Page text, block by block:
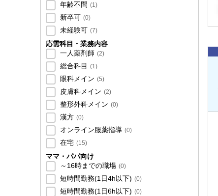
年齢不問 (1)
新卒可 (0)
未経験可 (7)
応需科目・業務内容
一人薬剤師 (2)
総合科目 (1)
眼科メイン (5)
皮膚科メイン (2)
整形外科メイン (0)
漢方 (0)
オンライン服薬指導 (0)
在宅 (15)
ママ・パパ向け
～16時までの職場 (0)
短時間勤務(1日4h以下) (0)
短時間勤務(1日6h以下) (0)